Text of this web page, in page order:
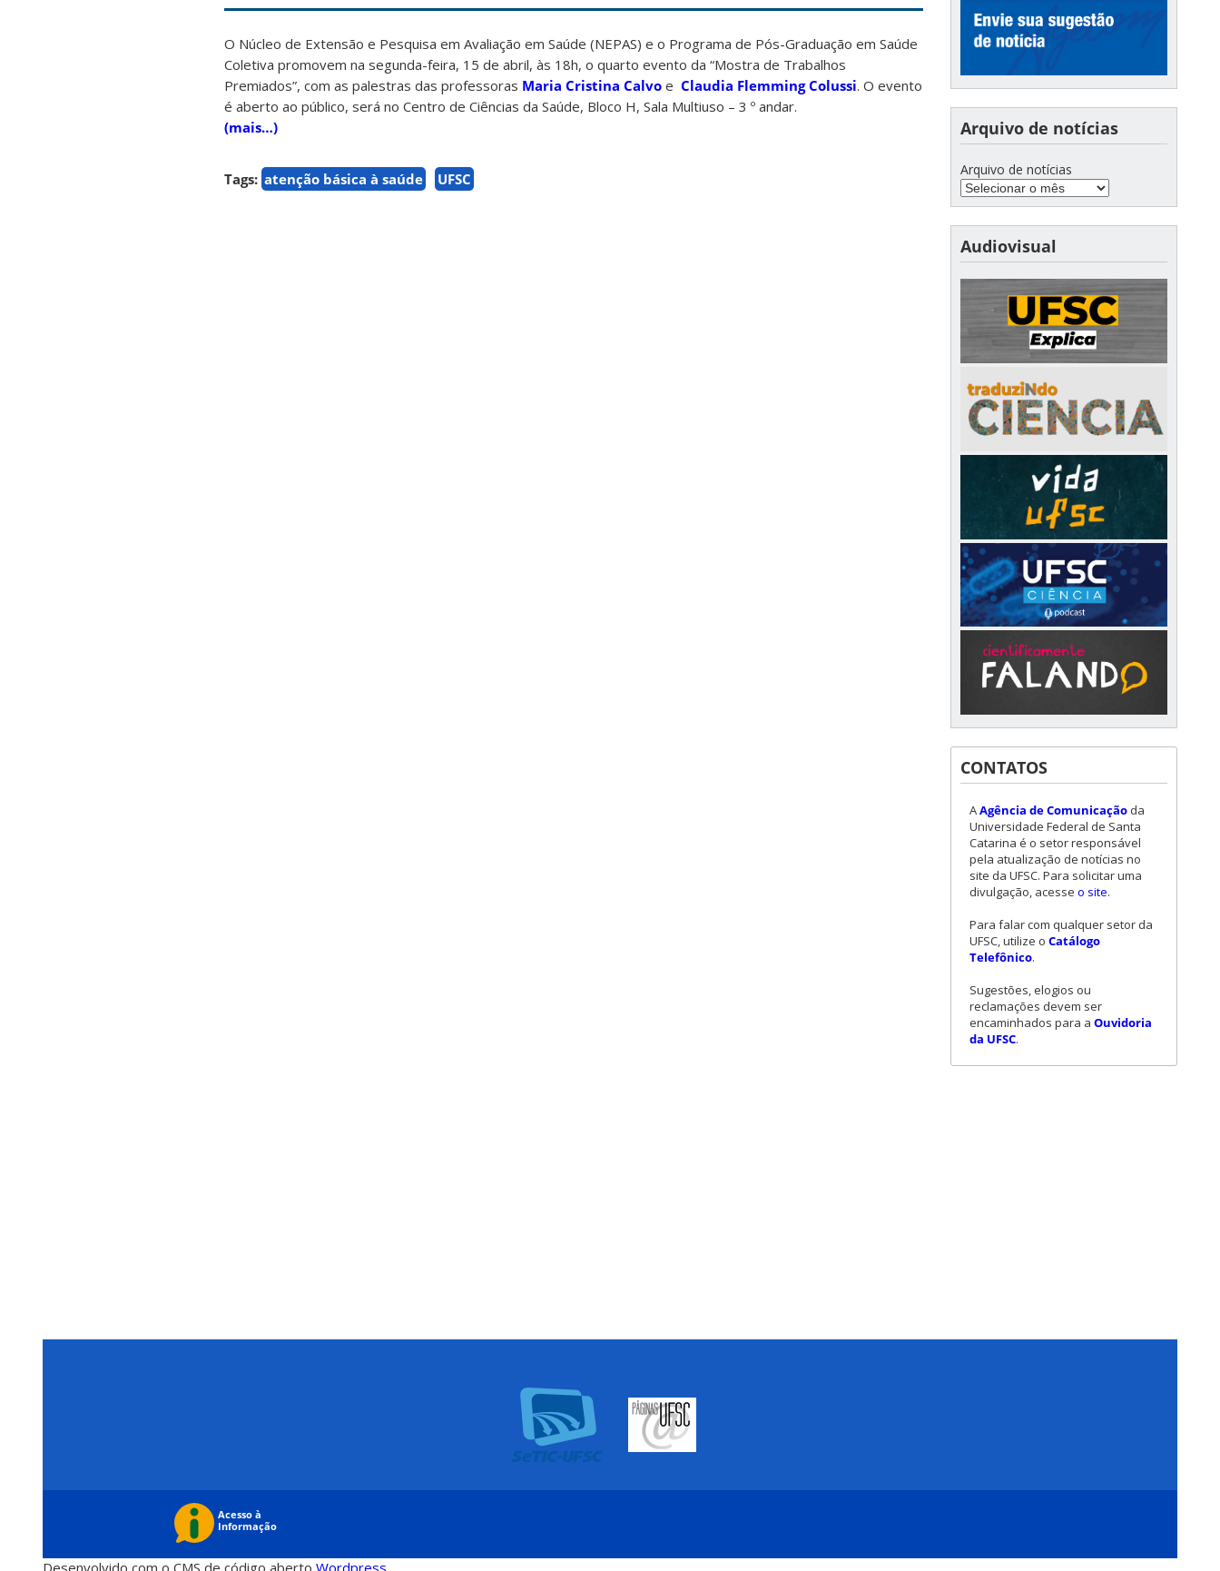
O Núcleo de Extensão e Pesquisa em Avaliação em Saúde (NEPAS) e o Programa de Pós-Graduação em Saúde
Coletiva promovem na segunda-feira, 15 de abril, às 18h, o quarto evento da “Mostra de Trabalhos
Premiados”, com as palestras das professoras Maria Cristina Calvo e Claudia Flemming Colussi. O evento
é aberto ao público, será no Centro de Ciências da Saúde, Bloco H, Sala Multiuso – 3 º andar.
(mais…)
Tags: atenção básica à saúde UFSC
Arquivo de notícias
Arquivo de notícias
Audiovisual
CONTATOS
AAgência de Comunicação da
Universidade Federal de Santa
Catarina é o setor responsável
pela atualização de notícias no
site da UFSC. Para solicitar uma
divulgação, acesse o site.
Para falar com qualquer setor da
UFSC, utilize o Catálogo
Telefônico.
Sugestões, elogios ou
reclamações devem ser
encaminhados para a Ouvidoria
da UFSC.
Desenvolvido com o CMS de código aberto Wordpress